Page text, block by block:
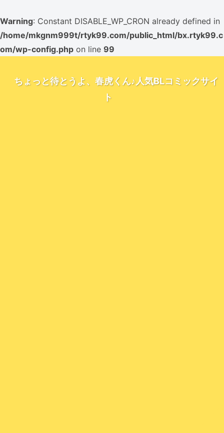
Warning: Constant DISABLE_WP_CRON already defined in
/home/mkgnm999t/rtyk99.com/public_html/bx.rtyk99.c
om/wp-config.php on line 99
ちょっと待とうよ、春虎くん♪人気BLコミックサイ
ト